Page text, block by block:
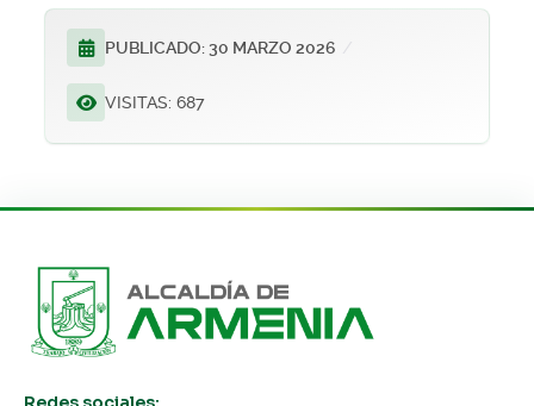
PUBLICADO: 30 MARZO 2026
VISITAS: 687